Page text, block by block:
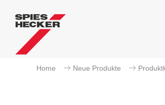
Home Neue Produkte